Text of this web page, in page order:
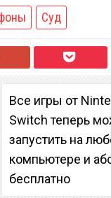
Суд
Все игры от
Switch теперь
запустить на
компьютере и
бесплатно